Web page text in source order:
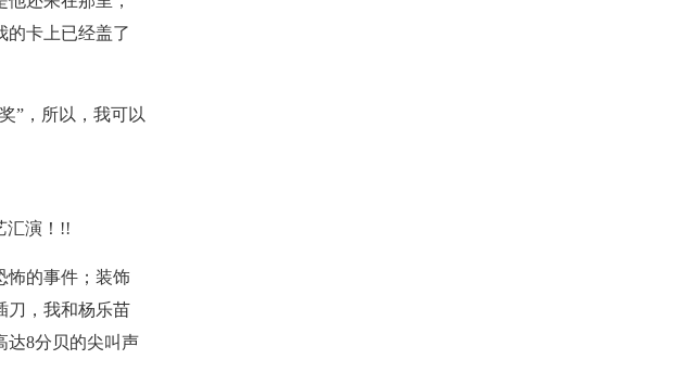
的卡上已经盖了
”，所以，我可以
汇演！!!
怖的事件；装饰
刀，我和杨乐苗
达8分贝的尖叫声